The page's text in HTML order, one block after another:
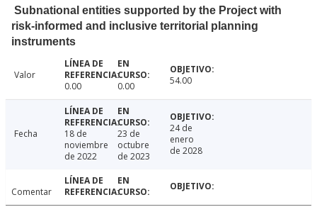
Subnational entities supported by the Project with
risk-informed and inclusive territorial planning
instruments
Valor
0.00
0.00 54.00
Fecha
18 de
noviembre
de 2022
23 de
octubre
de 2023
24 de
enero
de 2028
Comentar